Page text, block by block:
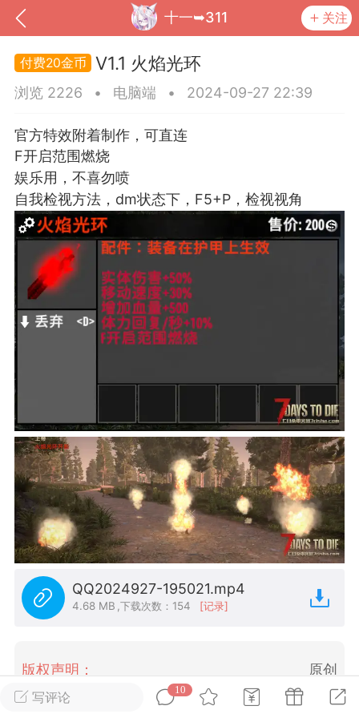
十一➥311 关注
我的钱包
攻略教程
大人
02-10 15:45
电脑端 其他&工具
卖挂
禁止发布联机可用的作弊模组，
单机辅助引流私下售卖服务器外挂！
作弊模组的发布规范近期收到一些信息
作弊模组在联机服务器使用,为了维护游
环境，中文网特此发布以下声明，规范
模组的发布行为：1. *...
大人
Lv.8
写评论
10
20金币 V1.1 火焰光环
浏览 2226 • 电脑端 • 2024-09-27 22:39
官方特效附着制作，可直连
F开启范围燃烧
娱乐用，不喜勿喷
自我检视方法，dm状态下，F5+P，检视视角
QQ2024927-195021.mp4
4.68 MB ,下载次数：154 [记录]
版权声明： 原创